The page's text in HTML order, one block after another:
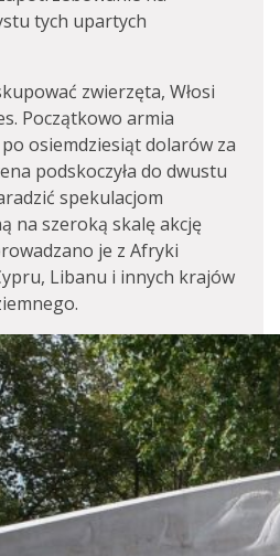
tych upartych
zwierzęta, Włosi
Początkowo armia
po osiemdziesiąt dolarów za
podskoczyła do dwustu
spekulacjom
na szeroką skalę akcję
je z Afryki
Libanu i innych krajów